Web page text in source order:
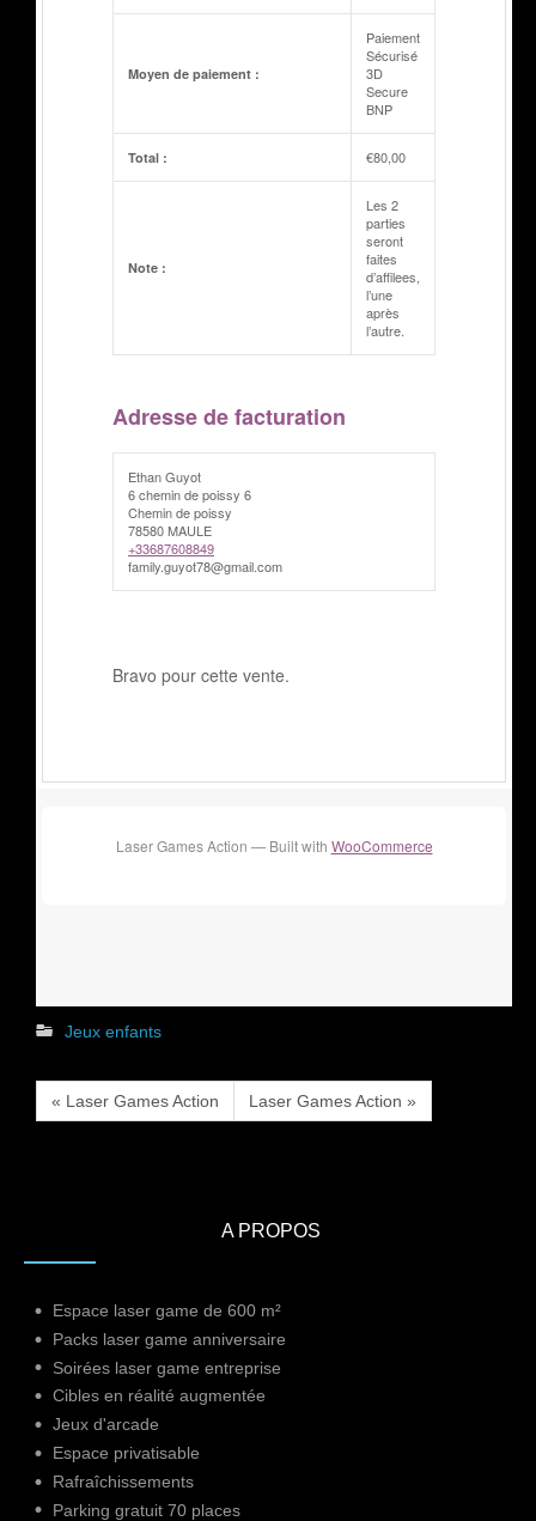
Moyen de paiement :
Paiement
Sécurisé
3D
Secure
BNP
Total : €80,00
Note :
Les 2
parties
seront
faites
d’affilees,
l’une
après
l’autre.
Adresse de facturation
Ethan Guyot
6 chemin de poissy 6
Chemin de poissy
78580 MAULE
+33687608849
family.guyot78@gmail.com
Bravo pour cette vente.
Laser Games Action — Built with WooCommerce
Jeux enfants
« Laser Games Action Laser Games Action »
A PROPOS
Espace laser game de 600 m²
Packs laser game anniversaire
Soirées laser game entreprise
Cibles en réalité augmentée
Jeux d'arcade
Espace privatisable
Rafraîchissements
Parking gratuit 70 places